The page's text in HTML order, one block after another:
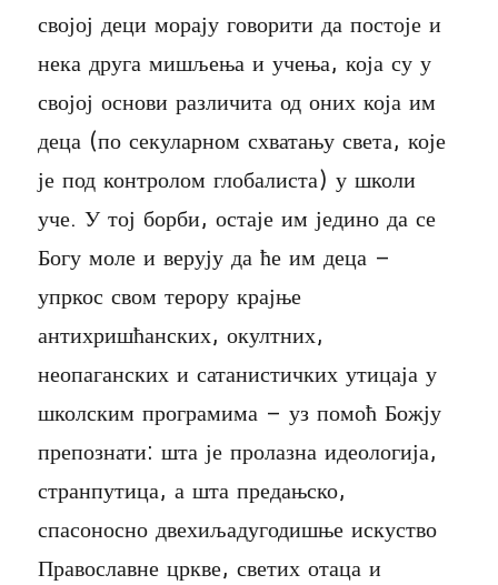
својој деци морају говорити да постоје и
нека друга мишљења и учења, која су у
својој основи различита од оних која им
деца (по секуларном схватању света, које
је под контролом глобалиста) у школи
уче. У тој борби, остаје им једино да се
Богу моле и верују да ће им деца –
упркос свом терору крајње
антихришћанских, окултних,
неопаганских и сатанистичких утицаја у
школским програмима – уз помоћ Божју
препознати: шта је пролазна идеологија,
странпутица, а шта предањско,
спасоносно двехиљадугодишње искуство
Православне цркве, светих отаца и